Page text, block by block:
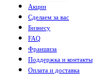
Акции
Сделаем за вас
Бизнесу
FAQ
Франшиза
Поддержка и контакты
Оплата и доставка